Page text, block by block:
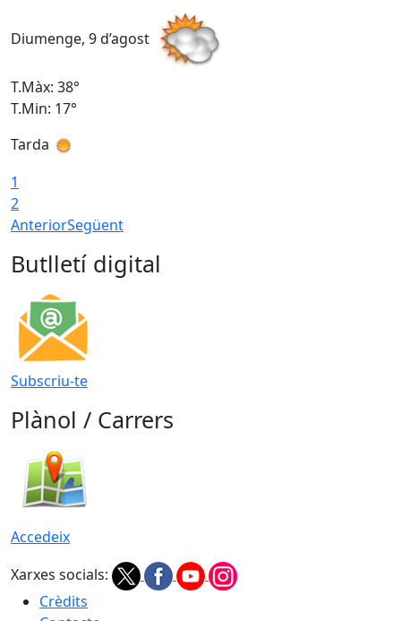
Diumenge, 9 d’agost
T.Màx: 38°
T.Min: 17°
Tarda
1
2
AnteriorSegüent
Butlletí digital
Subscriu-te
Plànol / Carrers
Accedeix
Xarxes socials:
Crèdits